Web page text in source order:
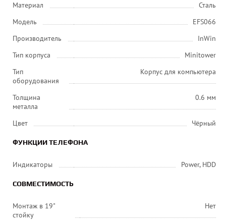
Материал
Сталь
Модель
EFS066
Производитель
InWin
Тип корпуса
Minitower
Тип
оборудования
Корпус для компьютера
Толщина
металла
0.6 мм
Цвет Чёрный
ФУНКЦИИ ТЕЛЕФОНА
Индикаторы Power, HDD
СОВМЕСТИМОСТЬ
Монтаж в 19"
стойку
Нет